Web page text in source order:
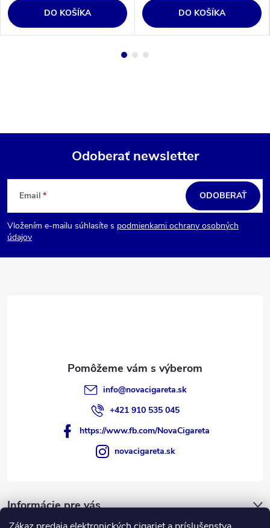
DO KOŠÍKA DO KOŠÍKA
Z
p
t
Odoberať newsletter
Email
Vložením e-mailu súhlasíte s podmienkami ochrany osobných
údajov
ODOBERAŤ
Informácie pre vás
info@novacigareta.sk
+421 910 535 045
https://www.fb.com/NovaCigareta
novacigareta.sk